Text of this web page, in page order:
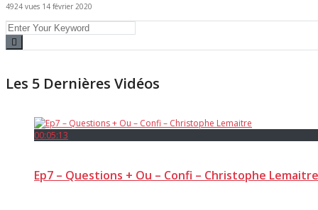
4924 vues 14 février 2020
Les 5 Dernières Vidéos
00:05:13
Ep7 – Questions + Ou – Confi – Christophe Lemaitre